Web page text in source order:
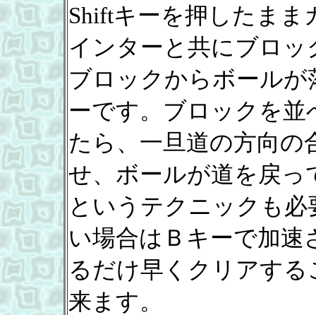
Shiftキーを押したま
インターと共にブロ
ブロックからボール
ーです。ブロックを
たら、一旦道の方向
せ、ボールが道を戻
というテクニックも
い場合はＢキーで加
るだけ早くクリアす
来ます。